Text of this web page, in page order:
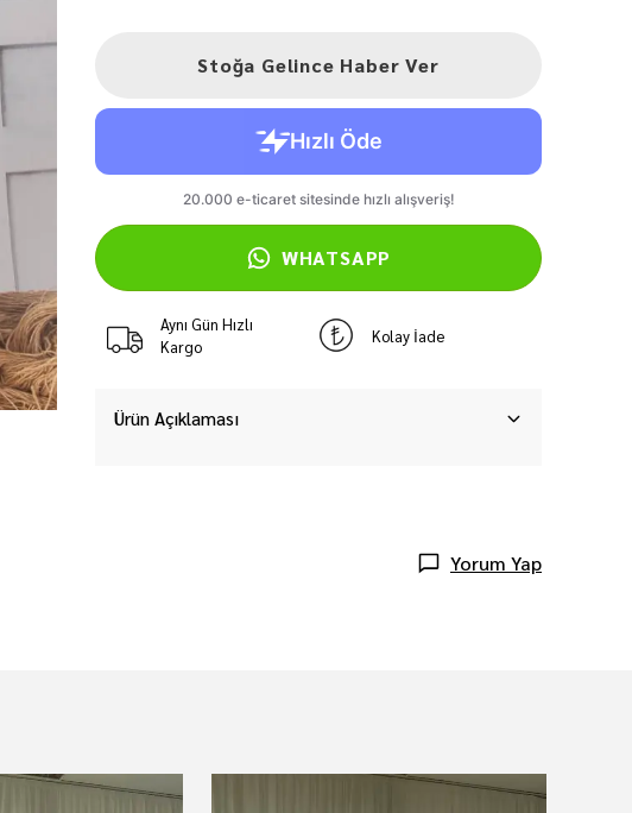
Stoğa Gelince Haber Ver
WHATSAPP
Aynı Gün Hızlı
Kargo
Kolay İade
Ürün Açıklaması
Yorum Yap